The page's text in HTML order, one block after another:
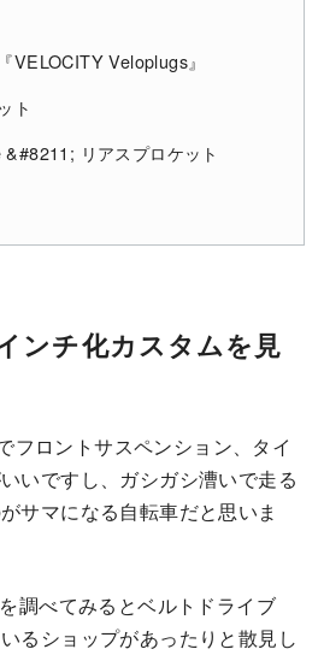
VELOCITY Veloplugs』
ト
リアスプロケット
ンチ化カスタムを見
フロントサスペンション、タイ
いですし、ガシガシ漕いで走る
サマになる自転車だと思いま
調べてみるとベルトドライブ
るショップがあったりと散見し